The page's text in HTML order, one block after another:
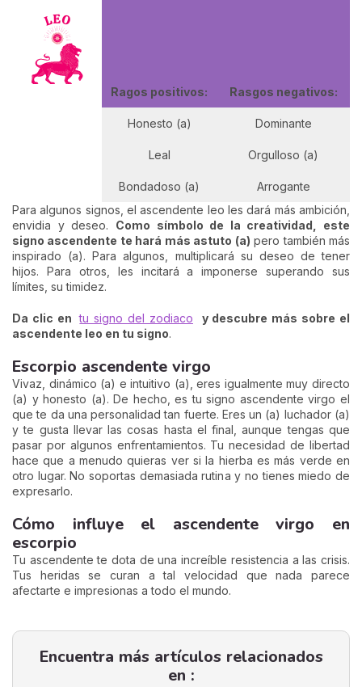
Ragos positivos: Rasgos negativos:
Honesto (a) Dominante
Leal Orgulloso (a)
Bondadoso (a)
Arrogante
Para algunos signos, el ascendente leo les dará más ambición,
envidia y deseo. Como símbolo de la creatividad, este
signo ascendente te hará más astuto (a) pero también más
inspirado (a). Para algunos, multiplicará su deseo de tener
hijos. Para otros, les incitará a imponerse superando sus
límites, su timidez.
Da clic entu signo del zodiaco
y descubre más sobre el
ascendente leo en tu signo.
Escorpio ascendente virgo
Vivaz, dinámico (a) e intuitivo (a), eres igualmente muy directo
(a) y honesto (a). De hecho, es tu signo ascendente virgo el
que te da una personalidad tan fuerte. Eres un (a) luchador (a)
y te gusta llevar las cosas hasta el final, aunque tengas que
pasar por algunos enfrentamientos. Tu necesidad de libertad
hace que a menudo quieras ver si la hierba es más verde en
otro lugar. No soportas demasiada rutina y no tienes miedo de
expresarlo.
Cómo influye el ascendente virgo en
escorpio
Tu ascendente te dota de una increíble resistencia a las crisis.
Tus heridas se curan a tal velocidad que nada parece
afectarte e impresionas a todo el mundo.
Encuentra más artículos relacionados
en :